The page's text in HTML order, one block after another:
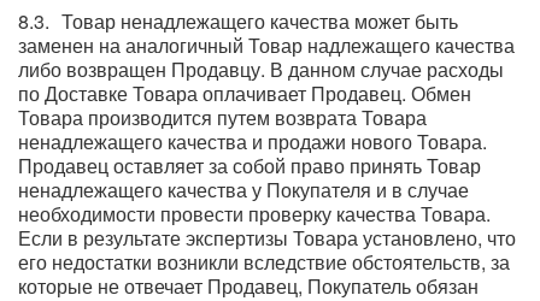
Товар ненадлежащего качества может быть
заменен на аналогичный Товар надлежащего качества
либо возвращен Продавцу. В данном случае расходы
по Доставке Товара оплачивает Продавец. Обмен
Товара производится путем возврата Товара
ненадлежащего качества и продажи нового Товара.
Продавец оставляет за собой право принять Товар
ненадлежащего качества у Покупателя и в случае
необходимости провести проверку качества Товара.
Если в результате экспертизы Товара установлено, что
его недостатки возникли вследствие обстоятельств, за
которые не отвечает Продавец, Покупатель обязан